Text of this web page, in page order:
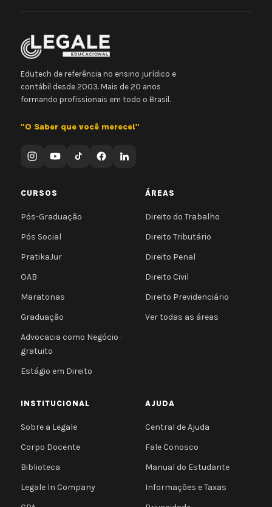
Edutech de referência no ensino jurídico e
contábil desde 2003. Mais de 20 anos
formando profissionais em todo o Brasil.
"O Saber que você merece!"
CURSOS
Pós-Graduação
Pós Social
PratikaJur
OAB
Maratonas
Graduação
Advocacia como Negócio ·
gratuito
Estágio em Direito
ÁREAS
Direito do Trabalho
Direito Tributário
Direito Penal
Direito Civil
Direito Previdenciário
Ver todas as áreas
INSTITUCIONAL
Sobre a Legale
Corpo Docente
Biblioteca
Legale In Company
AJUDA
Central de Ajuda
Fale Conosco
Manual do Estudante
Informações e Taxas